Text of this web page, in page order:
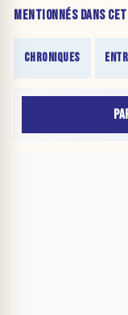
MENTIONNÉS DANS
CHRONIQUES